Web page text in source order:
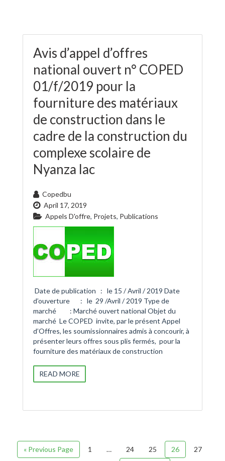
Avis d’appel d’offres
national ouvert n° COPED
01/f/2019 pour la
fourniture des matériaux
de construction dans le
cadre de la construction du
complexe scolaire de
Nyanza lac
Copedbu
April 17, 2019
Appels D'offre, Projets, Publications
Date de publication : le 15 / Avril / 2019 Date
d’ouverture : le 29 /Avril / 2019 Type de
marché : Marché ouvert national Objet du
marché Le COPED invite, par le présent Appel
d’Offres, les soumissionnaires admis à concourir, à
présenter leurs offres sous plis fermés, pour la
fourniture des matériaux de construction
READ MORE
« Previous Page 1 … 24 25 26
27